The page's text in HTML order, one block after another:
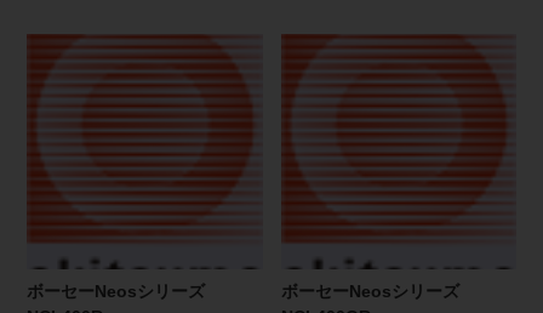
ボーセーNeosシリーズ
ボーセーNeosシリーズ